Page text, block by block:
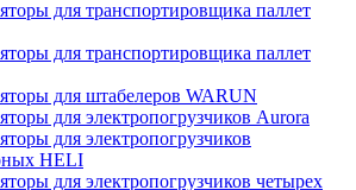
для транспортировщика паллет
для транспортировщика паллет
для штабелеров WARUN
для электропогрузчиков Aurora
для электропогрузчиков
HELI
для электропогрузчиков четырех